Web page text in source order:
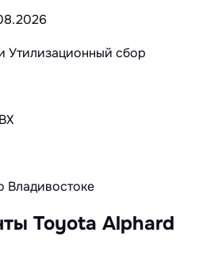
Утилизационный сбор
Владивостоке
Toyota Alphard